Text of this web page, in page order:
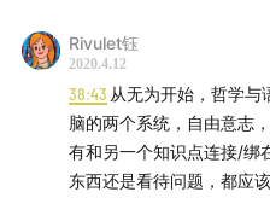
Rivulet钰
2020.4.12
38:43 从无为开始，哲学与
脑的两个系统，自由意志
有和另一个知识点连接/绑
东西还是看待问题，都应